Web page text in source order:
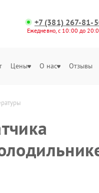
+7 (381) 267-81-
Ежедневно, с 10:00 до
Цены О нас Отзывы